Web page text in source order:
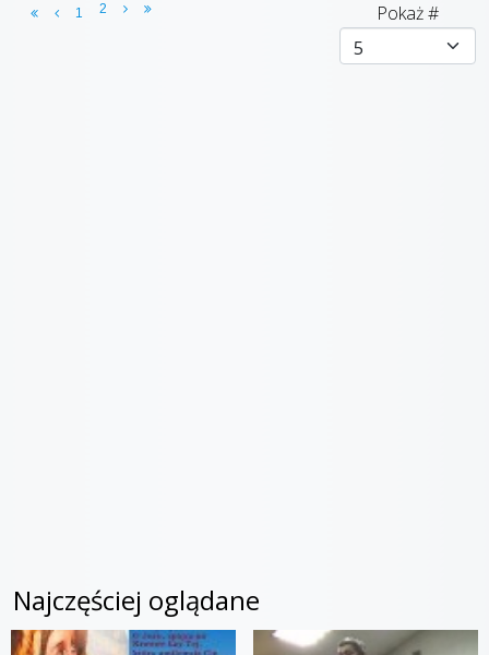
Pokaż #
1 2
Najczęściej oglądane